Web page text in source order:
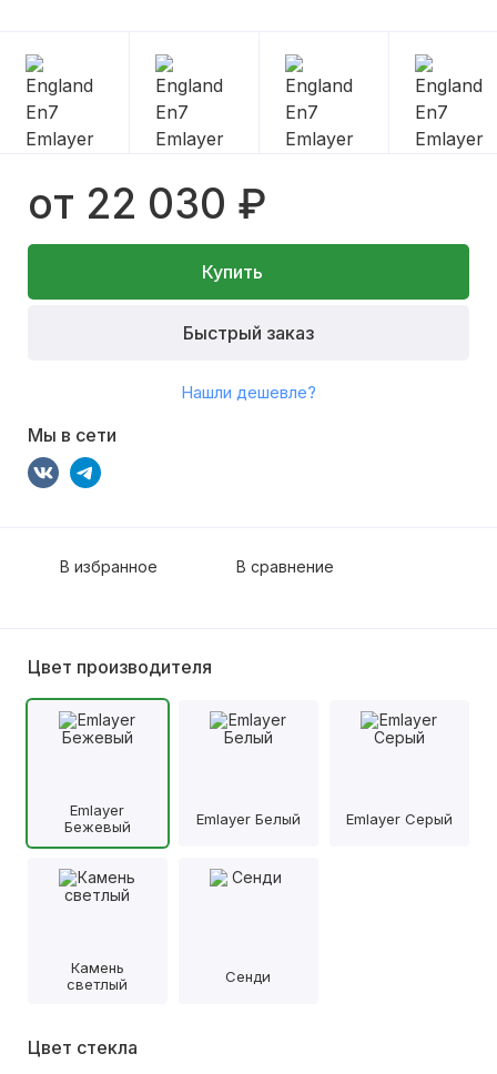
от 22 030 ₽
Купить
Быстрый заказ
Нашли дешевле?
Мы в сети
В избранное В сравнение
Цвет производителя
Emlayer
Бежевый
Emlayer Белый Emlayer Серый
Камень
светлый
Сенди
Цвет стекла